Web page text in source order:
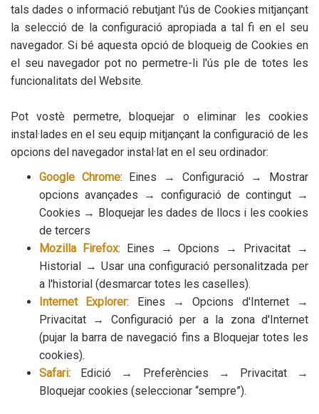
tals dades o informació rebutjant l'ús de Cookies mitjançant
la selecció de la configuració apropiada a tal fi en el seu
navegador. Si bé aquesta opció de bloqueig de Cookies en
el seu navegador pot no permetre-li l'ús ple de totes les
funcionalitats del Website.
Pot vostè permetre, bloquejar o eliminar les cookies
instal·lades en el seu equip mitjançant la configuració de les
opcions del navegador instal·lat en el seu ordinador:
Google Chrome: Eines → Configuració → Mostrar
opcions avançades → configuració de contingut →
Cookies → Bloquejar les dades de llocs i les cookies
de tercers
Mozilla Firefox: Eines → Opcions → Privacitat →
Historial → Usar una configuració personalitzada per
a l'historial (desmarcar totes les caselles).
Internet Explorer: Eines → Opcions d'Internet →
Privacitat → Configuració per a la zona d'Internet
(pujar la barra de navegació fins a Bloquejar totes les
cookies).
Safari:
Edició → Preferències → Privacitat →
Bloquejar cookies (seleccionar “sempre”).